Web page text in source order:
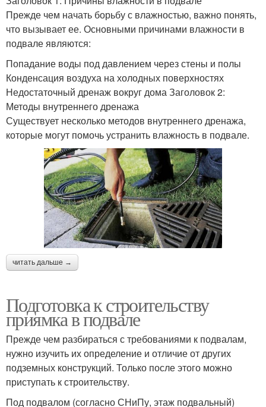
Прежде чем начать борьбу с влажностью, важно понять,
что вызывает ее. Основными причинами влажности в
подвале являются:
Попадание воды под давлением через стены и полы
Конденсация воздуха на холодных поверхностях
Недостаточный дренаж вокруг дома Заголовок 2:
Методы внутреннего дренажа
Существует несколько методов внутреннего дренажа,
которые могут помочь устранить влажность в подвале.
читать дальше →
Подготовка к строительству
приямка в подвале
Прежде чем разбираться с требованиями к подвалам,
нужно изучить их определение и отличие от других
подземных конструкций. Только после этого можно
приступать к строительству.
Под подвалом (согласно СНиПу, этаж подвальный)